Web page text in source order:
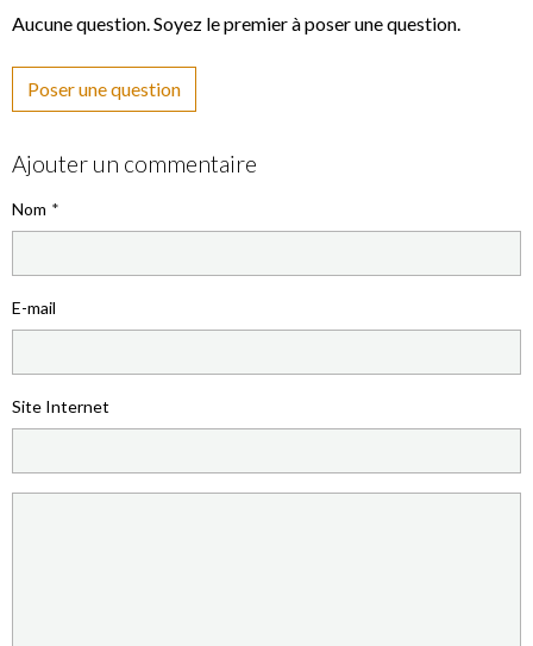
Aucune question. Soyez le premier à poser une question.
Poser une question
Ajouter un commentaire
Nom
E-mail
Site Internet